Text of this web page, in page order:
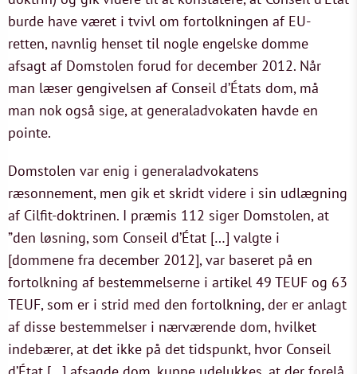
burde have været i tvivl om fortolkningen af EU-
retten, navnlig henset til nogle engelske domme
afsagt af Domstolen forud for december 2012. Når
man læser gengivelsen af Conseil d’États dom, må
man nok også sige, at generaladvokaten havde en
pointe.
Domstolen var enig i generaladvokatens
ræsonnement, men gik et skridt videre i sin udlægning
af Cilfit-doktrinen. I præmis 112 siger Domstolen, at
”den løsning, som Conseil d’État […] valgte i
[dommene fra december 2012], var baseret på en
fortolkning af bestemmelserne i artikel 49 TEUF og 63
TEUF, som er i strid med den fortolkning, der er anlagt
af disse bestemmelser i nærværende dom, hvilket
indebærer, at det ikke på det tidspunkt, hvor Conseil